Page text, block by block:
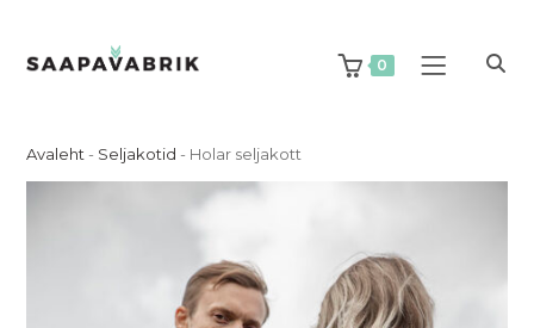
content
0
Avaleht - Seljakotid - Holar seljakott